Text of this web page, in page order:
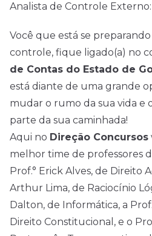
Analista de Controle
Você que está se
controle, fique ligado(a) no
de Contas do Estado de
está diante de uma grande
mudar o rumo da sua vida e
parte da sua caminhada!
Aqui no Direção Concursos
melhor time de professores
Prof.° Erick Alves, de Direito
Arthur Lima, de Raciocínio
Dalton, de Informática, a
Direito Constitucional, e o